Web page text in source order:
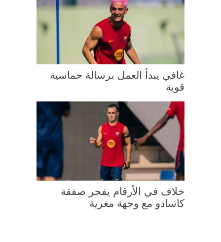
غافي يبدأ العمل برسالة حماسية
قوية
خلاف في الأرقام يفجر صفقة
كاسادو مع وجهة مغرية